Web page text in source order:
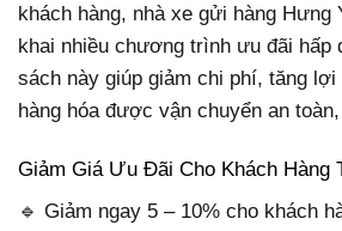
khách hàng, nhà xe gửi hàng Hưng
khai nhiều chương trình ưu đãi hấp
sách này giúp giảm chi phí, tăng
hàng hóa được vận chuyển an
Giảm Giá Ưu Đãi Cho Khách Hàng
🔹 Giảm ngay 5 – 10% cho khách